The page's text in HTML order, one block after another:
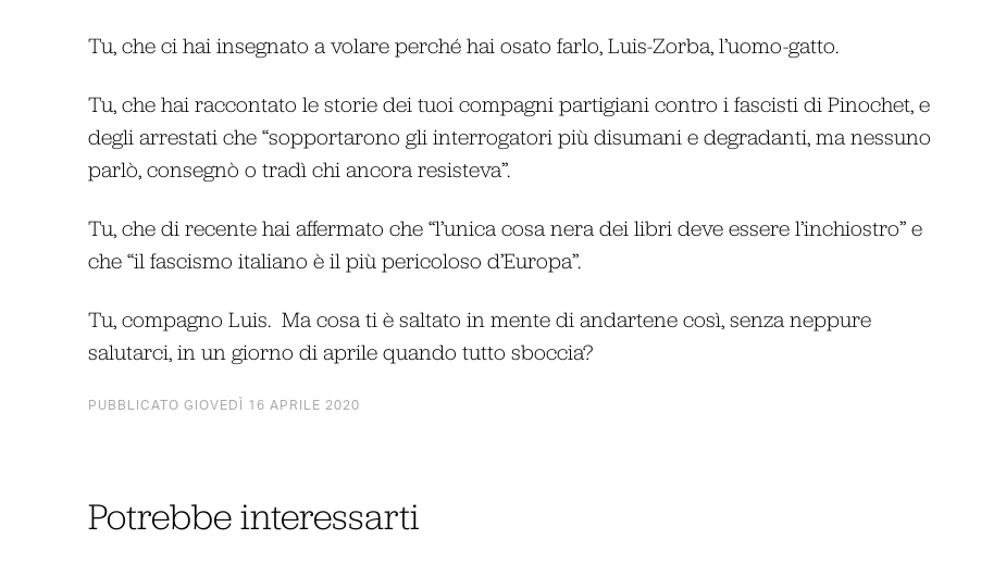
Tu, che ci hai insegnato a volare perché hai osato farlo, Luis-Zorba, l’uomo-gatto.
Tu, che hai raccontato le storie dei tuoi compagni partigiani contro i fascisti di Pinochet, e
degli arrestati che “sopportarono gli interrogatori più disumani e degradanti, ma nessuno
parlò, consegnò o tradì chi ancora resisteva”.
Tu, che di recente hai affermato che “l’unica cosa nera dei libri deve essere l’inchiostro” e
che “il fascismo italiano è il più pericoloso d’Europa”.
Tu, compagno Luis. Ma cosa ti è saltato in mente di andartene così, senza neppure
salutarci, in un giorno di aprile quando tutto sboccia?
PUBBLICATO GIOVEDÌ 16 APRILE 2020
Potrebbe interessarti